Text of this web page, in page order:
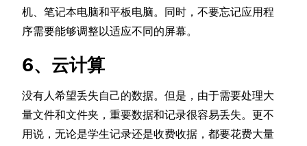
机、笔记本电脑和平板电脑。同时，不要忘记应用程
序需要能够调整以适应不同的屏幕。
6、云计算
没有人希望丢失自己的数据。但是，由于需要处理大
量文件和文件夹，重要数据和记录很容易丢失。更不
用说，无论是学生记录还是收费收据，都要花费大量